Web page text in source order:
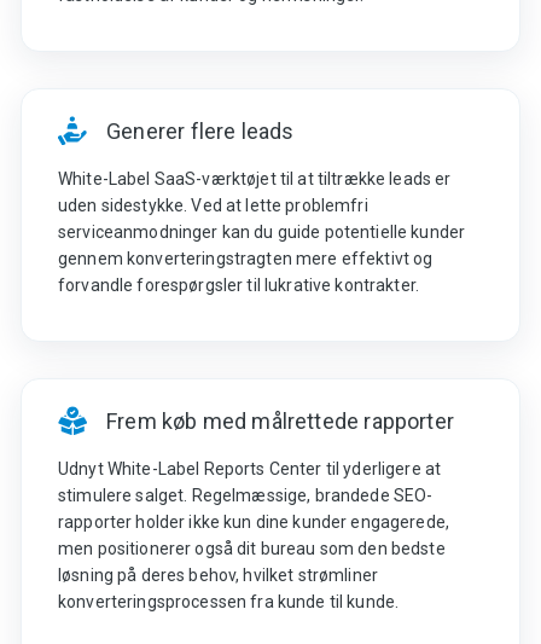
Generer flere leads
White-Label SaaS-værktøjet til at tiltrække leads er
uden sidestykke. Ved at lette problemfri
serviceanmodninger kan du guide potentielle kunder
gennem konverteringstragten mere effektivt og
forvandle forespørgsler til lukrative kontrakter.
Frem køb med målrettede rapporter
Udnyt White-Label Reports Center til yderligere at
stimulere salget. Regelmæssige, brandede SEO-
rapporter holder ikke kun dine kunder engagerede,
men positionerer også dit bureau som den bedste
løsning på deres behov, hvilket strømliner
konverteringsprocessen fra kunde til kunde.